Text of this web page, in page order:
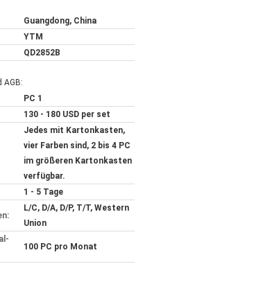
Guangdong, China
YTM
QD2852B
AGB:
PC 1
130 - 180 USD per set
Jedes mit Kartonkasten,
vier Farben sind, 2 bis 4 PC
im größeren Kartonkasten
verfügbar.
1 - 5 Tage
L/C, D/A, D/P, T/T, Western
Union
100 PC pro Monat